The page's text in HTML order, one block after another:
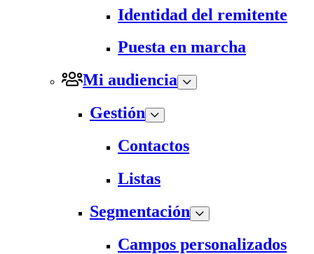
Identidad del remitente
Puesta en marcha
Mi audiencia
Gestión
Contactos
Listas
Segmentación
Campos personalizados